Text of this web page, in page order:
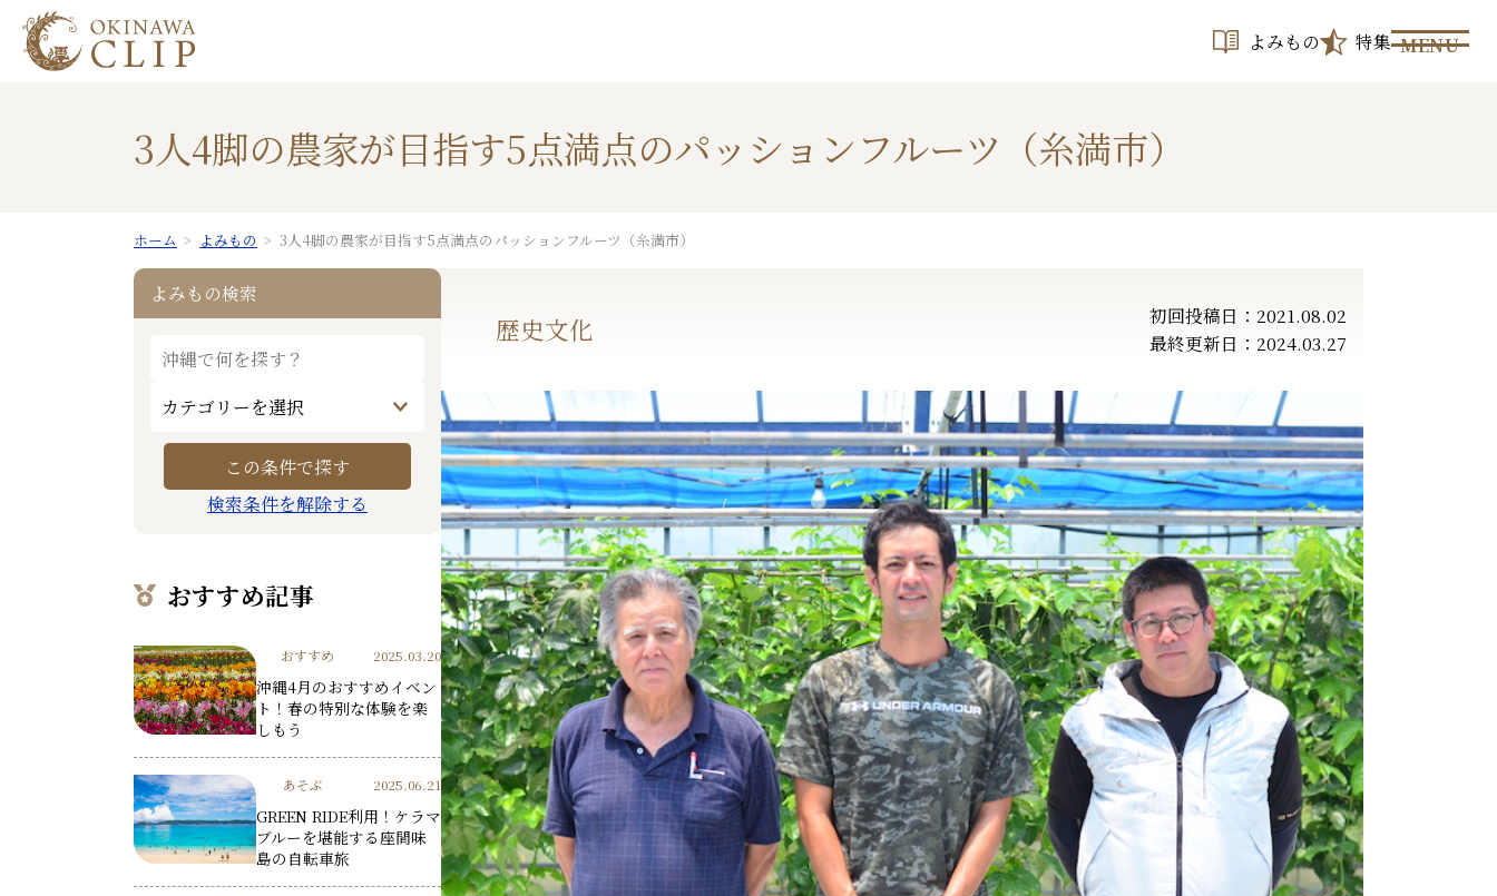
よみもの 特集 MENU
3人4脚の農家が目指す5点満点のパッションフルーツ（糸満市）
ホーム よみもの 3人4脚の農家が目指す5点満点のパッションフルーツ（糸満市）
歴史文化
初回投稿日：2021.08.02
最終更新日：2024.03.27
よみもの検索
検索条件を解除する
おすすめ記事
おすすめ 2025.03.20
沖縄4月のおすすめイベン
ト！春の特別な体験を楽
しもう
あそぶ 2025.06.21
GREEN RIDE利用！ケラマ
ブルーを堪能する座間味
島の自転車旅